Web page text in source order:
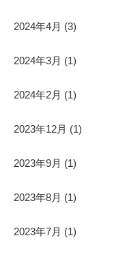
2024年4月 (3)
2024年3月 (1)
2024年2月 (1)
2023年12月 (1)
2023年9月 (1)
2023年8月 (1)
2023年7月 (1)